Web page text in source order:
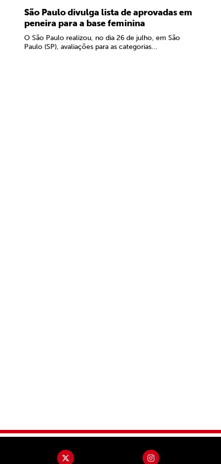
São Paulo divulga lista de aprovadas em
peneira para a base feminina
O São Paulo realizou, no dia 26 de julho, em São
Paulo (SP), avaliações para as categorias...